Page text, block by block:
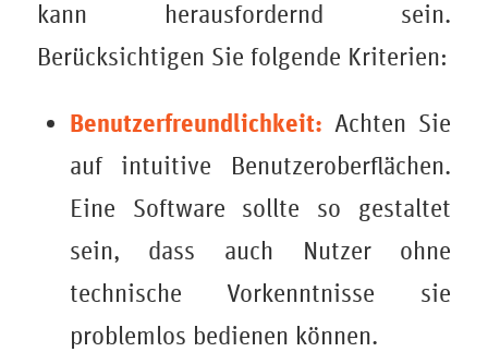
kann herausfordernd sein.
Berücksichtigen Sie folgende Kriterien:
Benutzerfreundlichkeit: Achten Sie
auf intuitive Benutzeroberflächen.
Eine Software sollte so gestaltet
sein, dass auch Nutzer ohne
technische Vorkenntnisse sie
problemlos bedienen können.